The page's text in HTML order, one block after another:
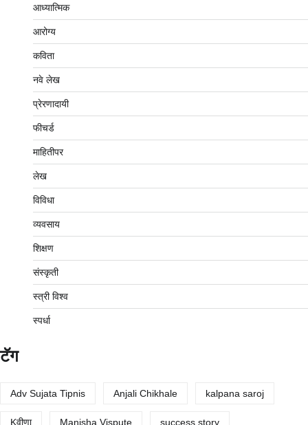
आध्यात्मिक
आरोग्य
कविता
नवे लेख
प्रेरणादायी
फीचर्ड
माहितीपर
लेख
विविधा
व्यवसाय
शिक्षण
संस्कृती
स्त्री विश्व
स्पर्धा
टॅग
Adv Sujata Tipnis Anjali Chikhale kalpana saroj
Kवीणा Manisha Vispute success story